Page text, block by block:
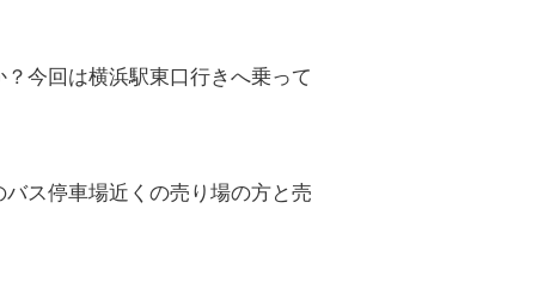
今回は横浜駅東口行きへ乗って
ス停車場近くの売り場の方と売